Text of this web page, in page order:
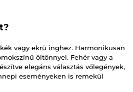
vagy ekrü inghez. Harmonikusan
öltönnyel. Fehér vagy a
elegáns választás vőlegények,
eseményeken is remekül